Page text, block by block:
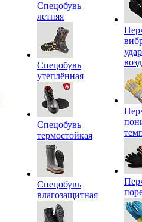
Спецобувь
летняя
Спецобувь
утеплённая
Спецобувь
термостойкая
Спецобувь
влагозащитная